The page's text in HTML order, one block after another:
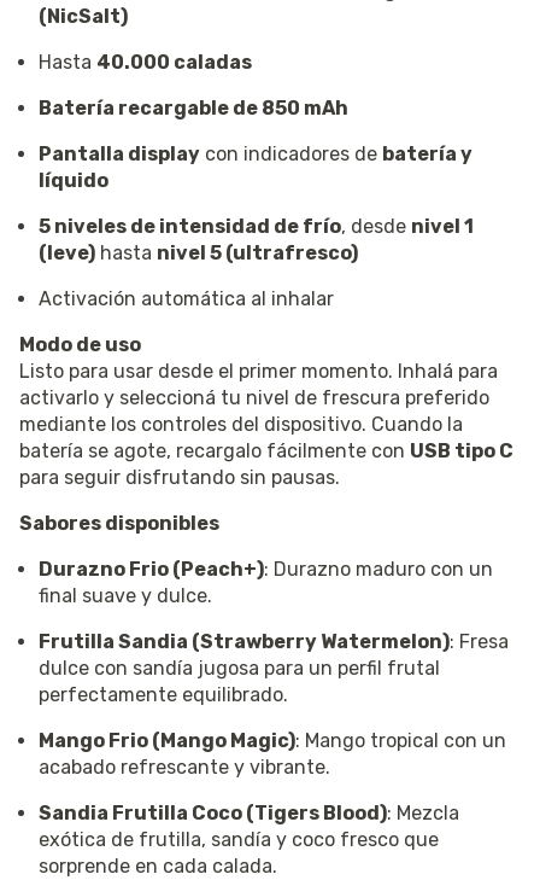
(NicSalt)
Hasta 40.000 caladas
Batería recargable de 850 mAh
Pantalla display con indicadores de batería y
líquido
5 niveles de intensidad de frío, desde nivel 1
(leve) hasta nivel 5 (ultrafresco)
Activación automática al inhalar
Modo de uso
Listo para usar desde el primer momento. Inhalá para
activarlo y seleccioná tu nivel de frescura preferido
mediante los controles del dispositivo. Cuando la
batería se agote, recargalo fácilmente con USB tipo C
para seguir disfrutando sin pausas.
Sabores disponibles
Durazno Frio (Peach+): Durazno maduro con un
final suave y dulce.
Frutilla Sandia (Strawberry Watermelon): Fresa
dulce con sandía jugosa para un perfil frutal
perfectamente equilibrado.
Mango Frio (Mango Magic): Mango tropical con un
acabado refrescante y vibrante.
Sandia Frutilla Coco (Tigers Blood): Mezcla
exótica de frutilla, sandía y coco fresco que
sorprende en cada calada.